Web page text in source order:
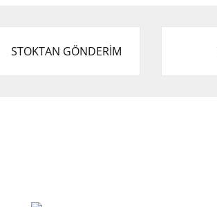
STOKTAN GÖNDERİM